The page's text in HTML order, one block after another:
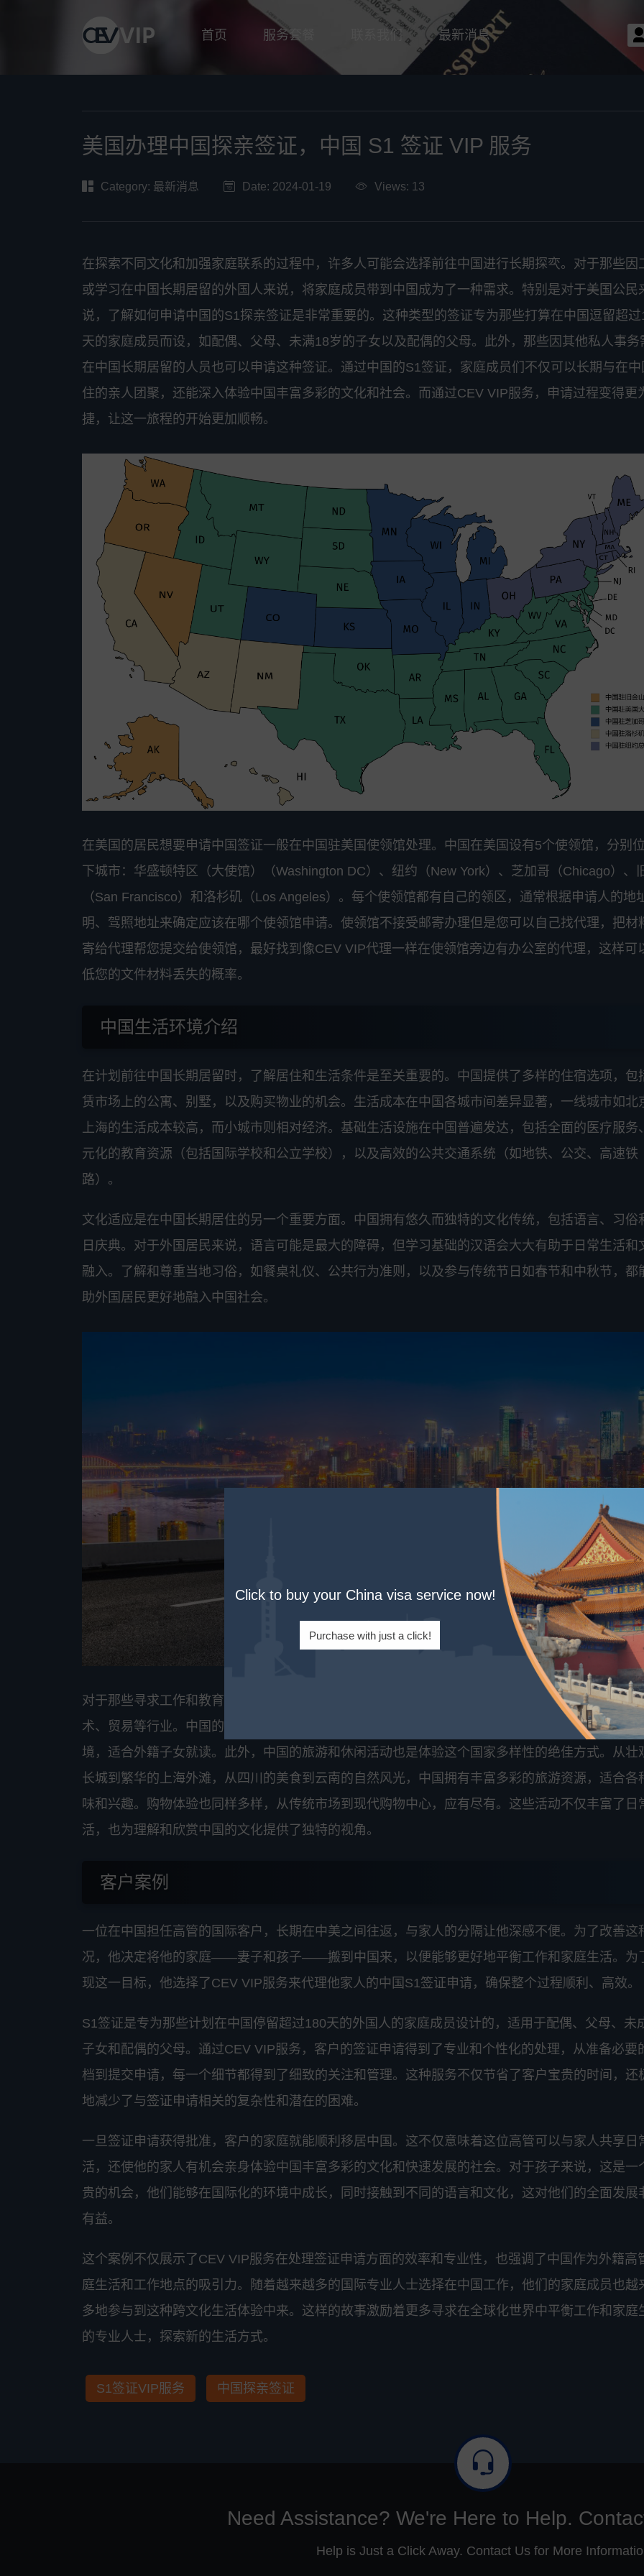
首页 服务套餐 联系我们 最新消息
美国办理中国探亲签证，中国 S1 签证 VIP 服务
Category: 最新消息 Date: 2024-01-19 Views: 13
在探索不同文化和加强家庭联系的过程中，许多人可能会选择前往中国进行长期探亪。对于那些因
或学习在中国长期居留的外国人来说，将家庭成员带到中国成为了一种需求。特别是对于美国公民
说，了解如何申请中国的S1探亲签证是非常重要的。这种类型的签证专为那些打算在中国逗留超过
天的家庭成员而设，如配偶、父母、未满18岁的子女以及配偶的父母。此外，那些因其他私人事务
在中国长期居留的人员也可以申请这种签证。通过中国的S1签证，家庭成员们不仅可以长期与在中
住的亲人团聚，还能深入体验中国丰富多彩的文化和社会。而通过CEV VIP服务，申请过程变得更
捷，让这一旅程的开始更加顺畅。
在美国的居民想要申请中国签证一般在中国驻美国使领馆处理。中国在美国设有5个使领馆，分别
下城市：华盛顿特区（大使馆）（Washington DC）、纽约（New York）、芝加哥（Chicago）、
（San Francisco）和洛杉矶（Los Angeles）。每个使领馆都有自己的领区，通常根据申请人的地
明、驾照地址来确定应该在哪个使领馆申请。使领馆不接受邮寄办理但是您可以自己找代理，把材
寄给代理帮您提交给使领馆，最好找到像CEV VIP代理一样在使领馆旁边有办公室的代理，这样可
低您的文件材料丢失的概率。
中国生活环境介绍
在计划前往中国长期居留时，了解居住和生活条件是至关重要的。中国提供了多样的住宿选项，包
赁市场上的公寓、别墅，以及购买物业的机会。生活成本在中国各城市间差异显著，一线城市如北
上海的生活成本较高，而小城市则相对经济。基础生活设施在中国普遍发达，包括全面的医疗服务
元化的教育资源（包括国际学校和公立学校），以及高效的公共交通系统（如地铁、公交、高速铁
路）。
文化适应是在中国长期居住的另一个重要方面。中国拥有悠久而独特的文化传统，包括语言、习俗
日庆典。对于外国居民来说，语言可能是最大的障碍，但学习基础的汉语会大大有助于日常生活和
融入。了解和尊重当地习俗，如餐桌礼仪、公共行为准则，以及参与传统节日如春节和中秋节，都
助外国居民更好地融入中国社会。
对于那些寻求工作和教育机会的外国居民，中国提供了广阔的领域。就业机会广泛，尤其是在教育
术、贸易等行业。中国的教育系统包括公立和私立学校，以及国际学校，后者提供使用英语的教学
境，适合外籍子女就读。此外，中国的旅游和休闲活动也是体验这个国家多样性的绝佳方式。从壮
长城到繁华的上海外滩，从四川的美食到云南的自然风光，中国拥有丰富多彩的旅游资源，适合各
味和兴趣。购物体验也同样多样，从传统市场到现代购物中心，应有尽有。这些活动不仅丰富了日
活，也为理解和欣赏中国的文化提供了独特的视角。
客户案例
一位在中国担任高管的国际客户，长期在中美之间往返，与家人的分隔让他深感不便。为了改善这
况，他决定将他的家庭——妻子和孩子——搬到中国来，以便能够更好地平衡工作和家庭生活。为
现这一目标，他选择了CEV VIP服务来代理他家人的中国S1签证申请，确保整个过程顺利、高效。
S1签证是专为那些计划在中国停留超过180天的外国人的家庭成员设计的，适用于配偶、父母、未
子女和配偶的父母。通过CEV VIP服务，客户的签证申请得到了专业和个性化的处理，从准备必要
档到提交申请，每一个细节都得到了细致的关注和管理。这种服务不仅节省了客户宝贵的时间，还
地减少了与签证申请相关的复杂性和潜在的困难。
一旦签证申请获得批准，客户的家庭就能顺利移居中国。这不仅意味着这位高管可以与家人共享日
活，还使他的家人有机会亲身体验中国丰富多彩的文化和快速发展的社会。对于孩子来说，这是一
贵的机会，他们能够在国际化的环境中成长，同时接触到不同的语言和文化，这对他们的全面发展
有益。
这个案例不仅展示了CEV VIP服务在处理签证申请方面的效率和专业性，也强调了中国作为外籍高
庭生活和工作地点的吸引力。随着越来越多的国际专业人士选择在中国工作，他们的家庭成员也越
多地参与到这种跨文化生活体验中来。这样的故事激励着更多寻求在全球化世界中平衡工作和家庭
的专业人士，探索新的生活方式。
S1签证VIP服务 中国探亲签证
Need Assistance? We're Here to Help.
Help is Just a Click Away. Contact Us for More
Click to buy your China visa service now!
Purchase with just a click!